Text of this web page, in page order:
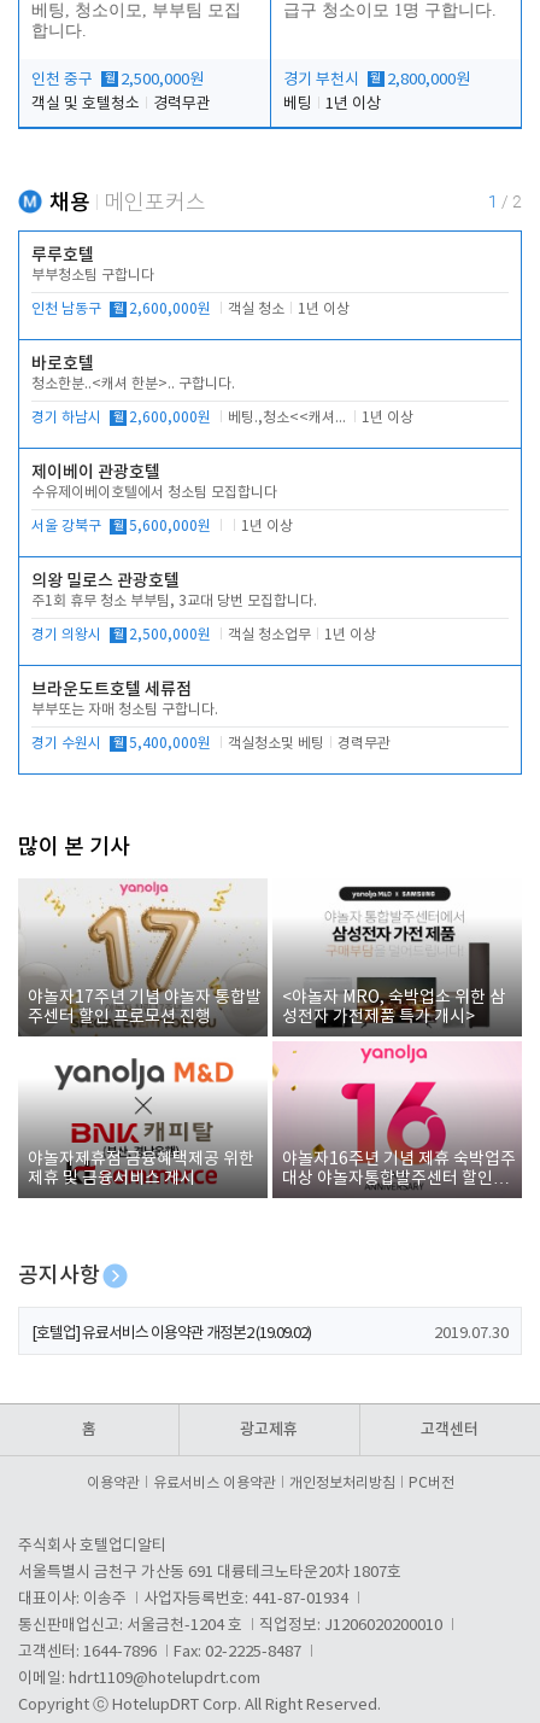
베팅, 청소이모, 부부팀 모집
합니다.
인천 중구 월 2,500,000원
객실 및 호텔청소
경력무관
급구 청소이모 1명 구합니다.
경기 부천시 월 2,800,000원
베팅
1년 이상
채용 메인포커스 1 / 2
루루호텔
부부청소팀 구합니다
인천 남동구 월 2,600,000원 객실 청소 1년 이상
바로호텔
청소한분..<캐셔 한분>.. 구합니다.
경기 하남시 월 2,600,000원 베팅.,청소<<캐셔 모셔봅니다. 1년 이상
제이베이 관광호텔
수유제이베이호텔에서 청소팀 모집합니다
서울 강북구 월 5,600,000원 1년 이상
의왕 밀로스 관광호텔
주1회 휴무 청소 부부팀, 3교대 당번 모집합니다.
경기 의왕시 월 2,500,000원 객실 청소업무 1년 이상
브라운도트호텔 세류점
부부또는 자매 청소팀 구합니다.
경기 수원시 월 5,400,000원 객실청소및 베팅 경력무관
많이 본 기사
야놀자17주년 기념 야놀자 통합발
주센터 할인 프로모션 진행
<야놀자 MRO, 숙박업소 위한 삼
성전자 가전제품 특가 개시>
야놀자제휴점 금융혜택제공 위한
제휴 및 금융서비스 게시
야놀자16주년 기념 제휴 숙박업주
대상 야놀자통합발주센터 할인쿠
폰 증정
공지사항
[호텔업] 개인정보 처리방침 개정본1 (19.09.02)
[호텔업] 유료서비스 이용약관 개정본2 (19.09.02) 2019.07.30
홈 광고제휴 고객센터
이용약관 유료서비스 이용약관 개인정보처리방침 PC버전
주식회사 호텔업디알티
서울특별시 금천구 가산동 691 대륭테크노타운20차 1807호
대표이사: 이송주
사업자등록번호: 441-87-01934
통신판매업신고: 서울금천-1204 호
직업정보: J1206020200010
고객센터: 1644-7896
Fax: 02-2225-8487
이메일: hdrt1109@hotelupdrt.com
Copyright ⓒ HotelupDRT Corp. All Right Reserved.